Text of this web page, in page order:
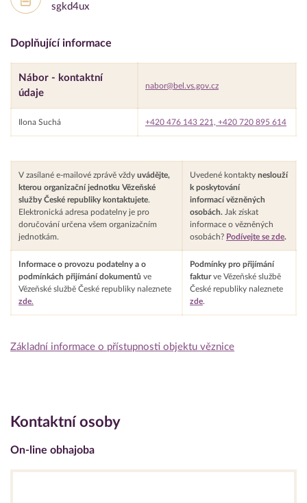
sgkd4ux
Doplňující informace
Nábor - kontaktní
údaje
nabor@bel.vs.gov.cz
Ilona Suchá +420 476 143 221, +420 720 895 614
V zasílané e-mailové zprávě vždy uvádějte,
kterou organizační jednotku Vězeňské
služby České republiky kontaktujete.
Elektronická adresa podatelny je pro
doručování určena všem organizačním
jednotkám.
Uvedené kontakty neslouží
k poskytování
informací vězněných
osobách. Jak získat
informace o vězněných
osobách? Podívejte se zde.
Informace o provozu podatelny a o
podmínkách přijímání dokumentů ve
Vězeňské službě České republiky naleznete
zde.
Podmínky pro přijímání
fakturve Vězeňské službě
České republiky naleznete
zde.
Základní informace o přístupnosti objektu věznice
Kontaktní osoby
On-line obhajoba